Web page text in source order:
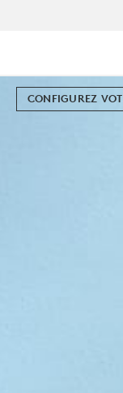
CONFIGUREZ